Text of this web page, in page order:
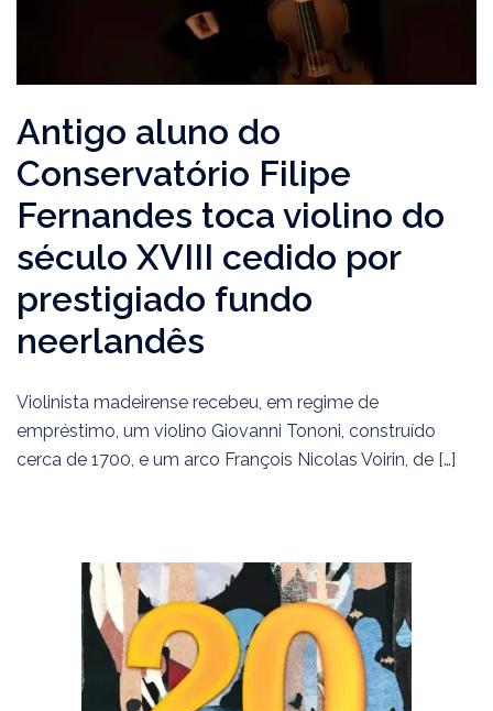
Antigo aluno do
Conservatório Filipe
Fernandes toca violino do
século XVIII cedido por
prestigiado fundo
neerlandês
Violinista madeirense recebeu, em regime de
empréstimo, um violino Giovanni Tononi, construído
cerca de 1700, e um arco François Nicolas Voirin, de […]